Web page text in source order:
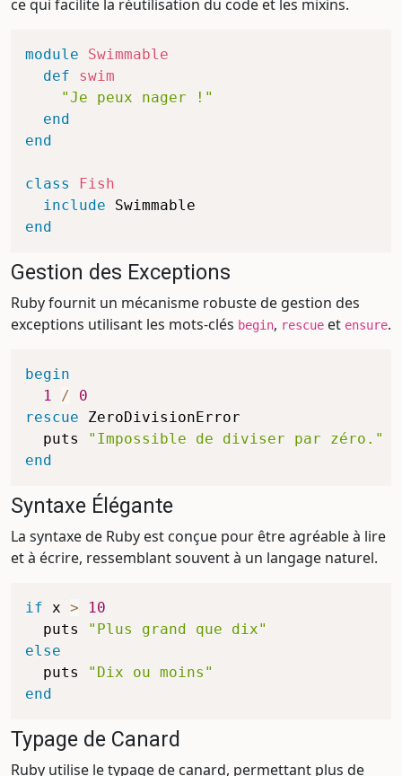
ce qui facilite la réutilisation du code et les mixins.
module
Swimmable
def
swim
"Je peux nager !"
end
end
class
Fish
include
end
Gestion des Exceptions
Ruby fournit un mécanisme robuste de gestion des
exceptions utilisant les mots-clés begin, rescue et ensure.
begin
1
/
0
rescue ZeroDivisionError
  puts
"Impossible de diviser par zéro."
end
Syntaxe Élégante
La syntaxe de Ruby est conçue pour être agréable à lire
et à écrire, ressemblant souvent à un langage naturel.
if x >
10
  puts
"Plus grand que dix"
else
  puts
"Dix ou moins"
end
Typage de Canard
Ruby utilise le typage de canard, permettant plus de